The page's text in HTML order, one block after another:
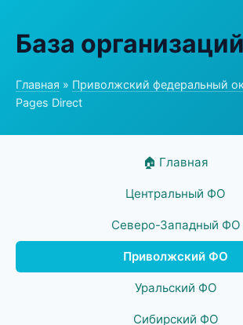
База организаций
Главная » Приволжский федеральный
Pages Direct
🏠 Главная
Центральный ФО
Северо-Западный ФО
Приволжский ФО
Уральский ФО
Сибирский ФО